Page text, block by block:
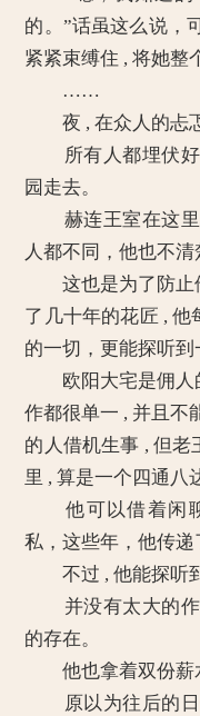
的。”话虽这么说，
紧紧束缚住 , 将她整
……
夜 , 在众人的忐忑
所有人都埋伏好
园走去。
赫连王室在这里
人都不同，他也不
这也是为了防止
了几十年的花匠 , 他
的一切，更能探听到
欧阳大宅是佣人
作都很单一 , 并且不
的人借机生事 , 但老
里 , 算是一个四通八
他可以借着闲聊
私，这些年，他传递
不过 , 他能探听到
并没有太大的作
的存在。
他也拿着双份薪
原以为往后的日